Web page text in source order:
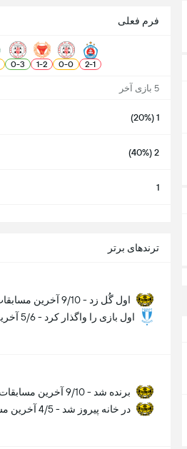
فرم فعلی
1
-
2
0
-
0
2
-
1
3
-
0
5 بازی آخر
1 (20%)
2 (40%)
1
ترندهای برتر
Mjällby اول گُل زد - 9/10 آخرین مسابقات
Malmo اول بازی را واگذار کرد - 5/6 آخرین مسابقات
Mjällby برنده شد - 9/10 آخرین مسابقات
Mjällby در خانه پیروز شد - 4/5 آخرین مسابقات